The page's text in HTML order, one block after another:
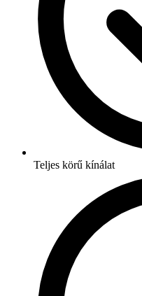
Teljes körű kínálat